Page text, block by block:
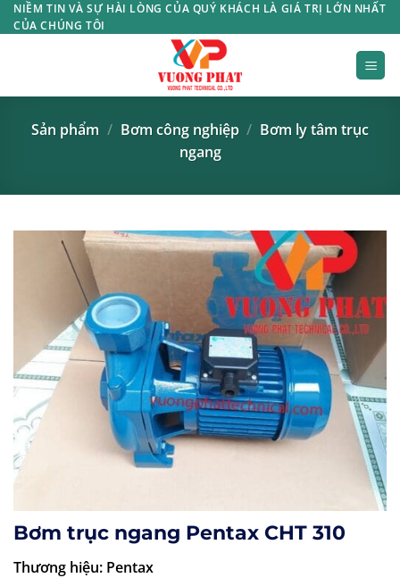
Bỏ
qua
NIỀM TIN VÀ SỰ HÀI LÒNG CỦA QUÝ KHÁCH LÀ GIÁ TRỊ LỚN NHẤT
CỦA CHÚNG TÔI
Sản phẩm / Bơm công nghiệp / Bơm ly tâm trục
ngang
Bơm trục ngang Pentax CHT 310
Thương hiệu: Pentax